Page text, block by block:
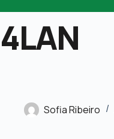
4LAN
Sofia Ribeiro